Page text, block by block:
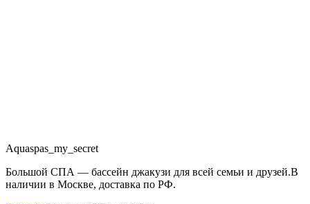
Aquaspas_my_secret
Большой СПА — бассейн джакузи для всей семьи и друзей.В
наличии в Москве, доставка по РФ.